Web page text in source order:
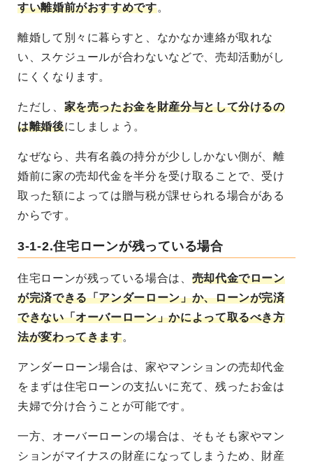
すい離婚前がおすすめです。
離婚して別々に暮らすと、なかなか連絡が取れな
い、スケジュールが合わないなどで、売却活動がし
にくくなります。
ただし、 家を売ったお金を財産分与として分けるの
は離婚後にしましょう。
なぜなら、共有名義の持分が少ししかない側が、離
婚前に家の売却代金を半分を受け取ることで、受け
取った額によっては贈与税が課せられる場合がある
からです。
3-1-2.住宅ローンが残っている場合
住宅ローンが残っている場合は、 売却代金でローン
が完済できる「アンダーローン」か、ローンが完済
できない「オーバーローン」かによって取るべき方
法が変わってきます。
アンダーローン場合は、家やマンションの売却代金
をまずは住宅ローンの支払いに充て、残ったお金は
夫婦で分け合うことが可能です。
一方、オーバーローンの場合は、そもそも家やマン
ションがマイナスの財産になってしまうため、財産